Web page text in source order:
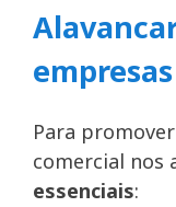
Para
comercial nos
essenciais: